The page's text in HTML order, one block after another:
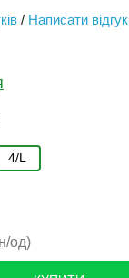
/ Написати відгук
4/L
од)